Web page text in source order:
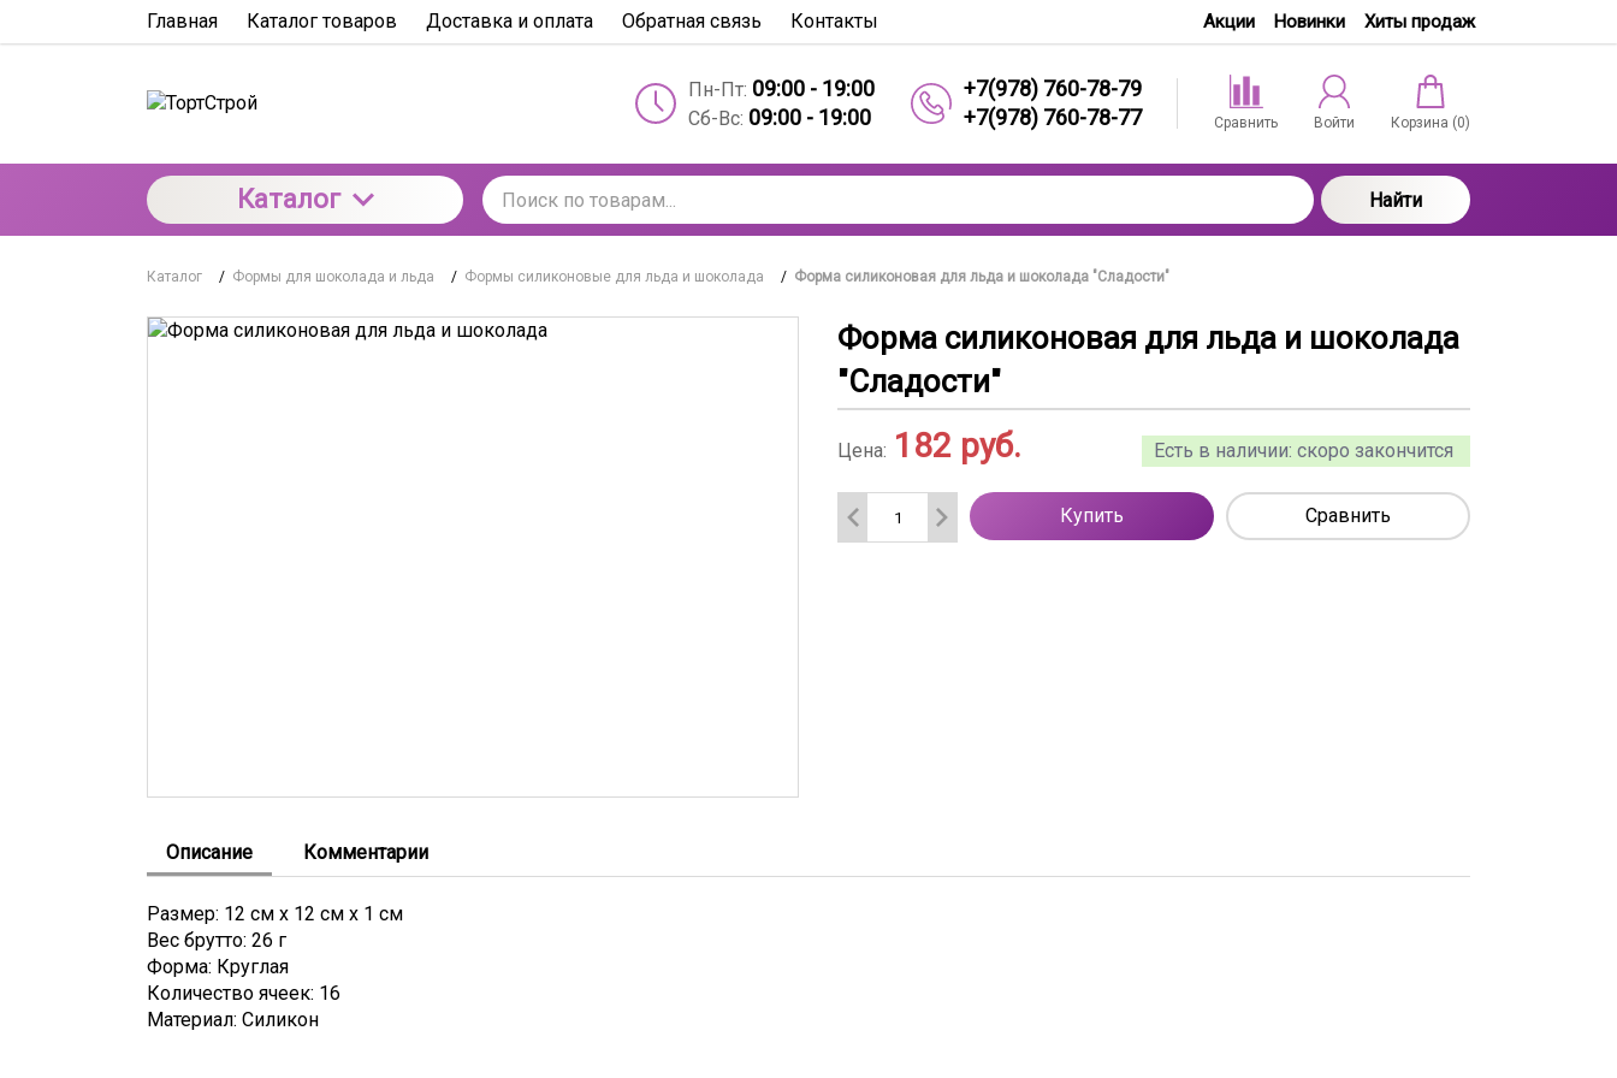
Главная Каталог товаров Доставка и оплата Обратная связь Контакты Акции Новинки Хиты продаж
Пн-Пт: 09:00 - 19:00
Сб-Вс: 09:00 - 19:00
+7(978) 760-78-79
+7(978) 760-78-77
Сравнить Войти Корзина (0)
Каталог Найти
Каталог / Формы для шоколада и льда / Формы силиконовые для льда и шоколада / Форма силиконовая для льда и шоколада "Сладости"
Форма силиконовая для льда и шоколада
"Сладости"
Есть в наличии: скоро закончится
Цена: 182 руб.
Купить Сравнить
Описание Комментарии
Размер: 12 см х 12 см х 1 см
Вес брутто: 26 г
Форма: Круглая
Количество ячеек: 16
Материал: Силикон